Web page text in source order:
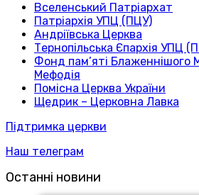
Вселенський Патріархат
Патріархія УПЦ (ПЦУ)
Андріївська Церква
Тернопільська Єпархія УПЦ
Фонд пам’яті Блаженнішого
Мефодія
Помісна Церква України
Щедрик – Церковна Лавка
Підтримка церкви
Наш телеграм
Останні новини